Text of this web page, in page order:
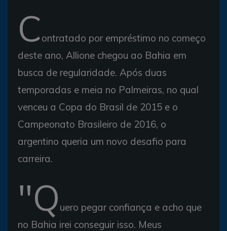
Contratado por empréstimo no começo
deste ano, Allione chegou ao Bahia em
busca de regularidade. Após duas
temporadas e meia no Palmeiras, no qual
venceu a Copa do Brasil de 2015 e o
Campeonato Brasileiro de 2016, o
argentino queria um novo desafio para
carreira.
"Q uero pegar confiança e acho que
no Bahia irei conseguir isso. Meus